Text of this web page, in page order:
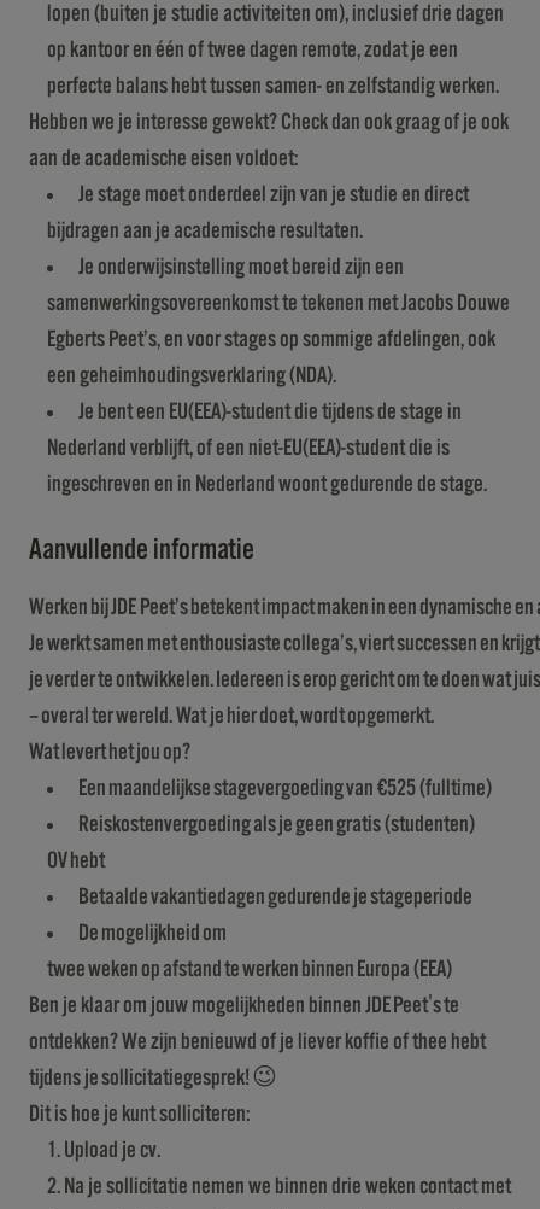
lopen (buiten je studie activiteiten om), inclusief drie dagen
op kantoor en één of twee dagen remote, zodat je een
perfecte balans hebt tussen samen- en zelfstandig werken.
Hebben we je interesse gewekt? Check dan ook graag of je ook
aan de academische eisen voldoet:
Je stage moet onderdeel zijn van je studie en direct
bijdragen aan je academische resultaten.
Je onderwijsinstelling moet bereid zijn een
samenwerkingsovereenkomst te tekenen met Jacobs Douwe
Egberts Peet’s, en voor stages op sommige afdelingen, ook
een geheimhoudingsverklaring (NDA).
Je bent een EU(EEA)-student die tijdens de stage in
Nederland verblijft, of een niet-EU(EEA)-student die is
ingeschreven en in Nederland woont gedurende de stage.
Aanvullende informatie
Werken bij JDE Peet’s betekent impact maken in een dynamische
Je werkt samen met enthousiaste collega’s, viert successen en
je verder te ontwikkelen. Iedereen is erop gericht om te doen wat
– overal ter wereld. Wat je hier doet, wordt opgemerkt.
Wat levert het jou op?
Een maandelijkse stagevergoeding van €525 (fulltime)
Reiskostenvergoeding als je geen gratis (studenten)
OV hebt
Betaalde vakantiedagen gedurende je stageperiode
De mogelijkheid om
twee weken op afstand te werken binnen Europa (EEA)
Ben je klaar om jouw mogelijkheden binnen JDE Peet's te
ontdekken? We zijn benieuwd of je liever koffie of thee hebt
tijdens je sollicitatiegesprek! 😉
Dit is hoe je kunt solliciteren:
Upload je cv.
Na je sollicitatie nemen we binnen drie weken contact met